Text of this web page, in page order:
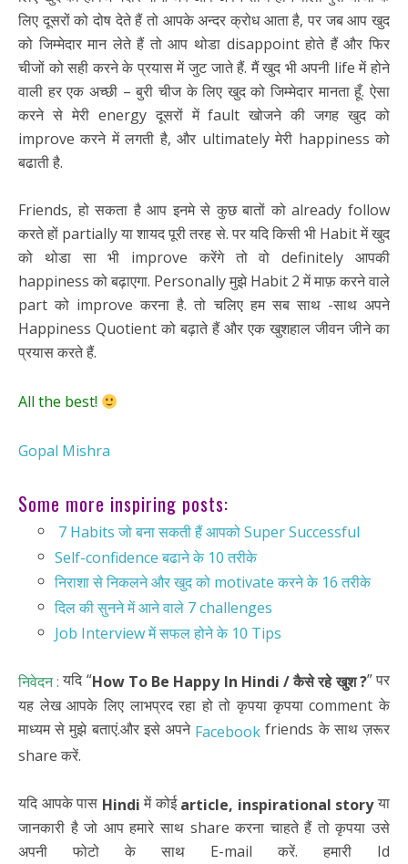
लिए दूसरों को दोष देते हैं तो आपके अन्दर क्रोध आता है, पर जब आप खुद
को जिम्मेदार मान लेते हैं तो आप थोडा disappoint होते हैं और फिर
चीजों को सही करने के प्रयास में जुट जाते हैं. मैं खुद भी अपनी life में होने
वाली हर एक अच्छी – बुरी चीज के लिए खुद को जिम्मेदार मानता हूँ. ऐसा
करने से मेरी energy दूसरों में fault खोजने की जगह खुद को
improve करने में लगती है, और ultimately मेरी happiness को
बढाती है.
Friends, हो सकता है आप इनमे से कुछ बातों को already follow
करते हों partially या शायद पूरी तरह से. पर यदि किसी भी Habit में खुद
को थोडा सा भी improve करेंगे तो वो definitely आपकी
happiness को बढ़ाएगा. Personally मुझे Habit 2 में माफ़ करने वाले
part को improve करना है. तो चलिए हम सब साथ -साथ अपने
Happiness Quotient को बढ़ाते हैं और एक खुशहाल जीवन जीने का
प्रयास करते हैं.
All the best!
Gopal Mishra
Some more inspiring posts:
7 Habits जो बना सकती हैं आपको Super Successful
Self-confidence बढाने के 10 तरीके
निराशा से निकलने और खुद को motivate करने के 16 तरीके
दिल की सुनने में आने वाले 7 challenges
Job Interview में सफल होने के 10 Tips
निवेदन :यदि “How To Be Happy In Hindi / कैसे रहे खुश ?” पर
यह लेख आपके लिए लाभप्रद रहा हो तो कृपया कृपया comment के
माध्यम से मुझे बताएं.और इसे अपने Facebook friends के साथ ज़रूर
share करें.
यदि आपके पास Hindiमें कोईarticle, inspirational storyया
जानकारी है जो आप हमारे साथ share करना चाहते हैं तो कृपया उसे
अपनी फोटो के साथ E-mail करें. हमारी Id